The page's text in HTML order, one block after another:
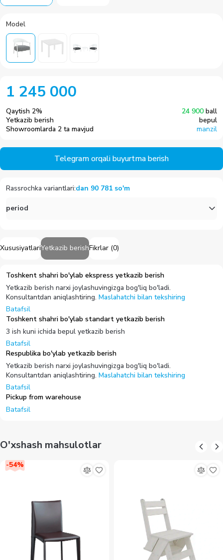
XususiyatlariYetkazib berishFikrlar (0)
Toshkent shahri bo'ylab ekspress yetkazib berish
Yetkazib berish narxi joylashuvingizga bog'liq bo'ladi.
Konsultantdan aniqlashtiring. Maslahatchi bilan tekshiring
Batafsil
Toshkent shahri bo'ylab standart yetkazib berish
3 ish kuni ichida bepul yetkazib berish
Batafsil
Respublika bo'ylab yetkazib berish
Yetkazib berish narxi joylashuvingizga bog'liq bo'ladi.
Konsultantdan aniqlashtiring. Maslahatchi bilan tekshiring
Batafsil
Pickup from warehouse
Batafsil
1 245 000
Qaytish 2% 24 900 ball
Yetkazib berish
bepul
Showroomlarda 2 ta mavjud
manzil
Telegram orqali buyurtma berish
Model
Rassrochka variantlari:dan 90 781 so'm
period
O'xshash mahsulotlar
-54%